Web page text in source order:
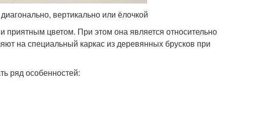
вертикально или ёлочкой
приятным цветом. При этом она является относительно
на специальный каркас из деревянных брусков при
ряд особенностей: